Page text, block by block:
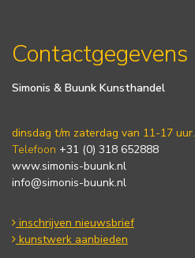
Contactgegevens
Simonis & Buunk Kunsthandel
dinsdag t/m zaterdag van 11-17 uur.
Telefoon +31 (0) 318 652888
www.simonis-buunk.nl
info@simonis-buunk.nl
inschrijven nieuwsbrief
kunstwerk aanbieden